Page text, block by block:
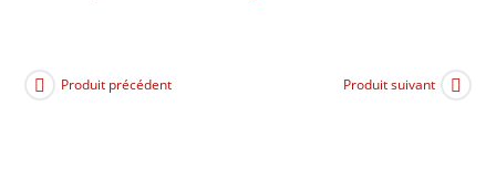
Produit précédent Produit suivant